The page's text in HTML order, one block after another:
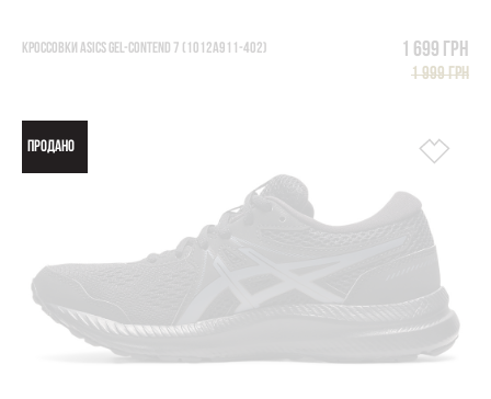
КРОССОВКИ ASICS GEL-CONTEND 7 (1012A911-402) 1 699 грн
1 999 грн
ПРОДАНО